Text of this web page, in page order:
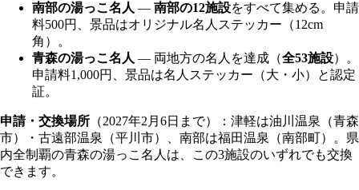
南部の湯っこ名人 — 南部の12施設をすべて集める。申請
料500円、景品はオリジナル名人ステッカー（12cm
角）。
青森の湯っこ名人 — 両地方の名人を達成（全53施設）。
申請料1,000円、景品は名人ステッカー（大・小）と認定
証。
申請・交換場所 （2027年2月6日まで）：津軽は油川温泉（青森
市）・古遠部温泉（平川市）、南部は福田温泉（南部町）。県
内全制覇の青森の湯っこ名人は、この3施設のいずれでも交換
できます。